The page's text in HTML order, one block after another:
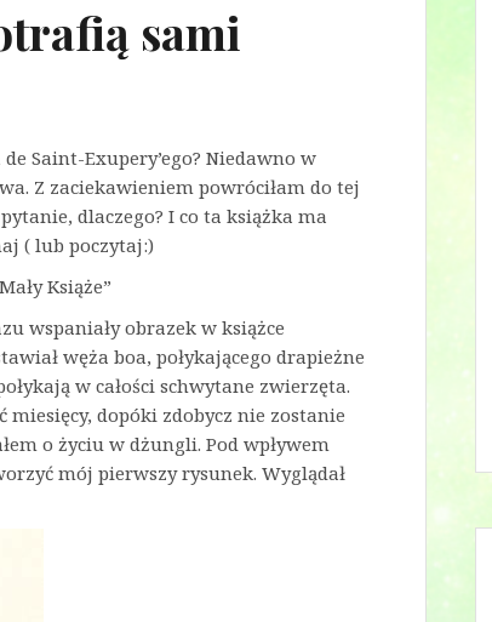
sami
Saint-Exupery’ego? Niedawno w
Z zaciekawieniem powróciłam do tej
dlaczego? I co ta książka ma
( lub poczytaj:)
Książe”
wspaniały obrazek w książce
węża boa, połykającego drapieżne
w całości schwytane zwierzęta.
miesięcy, dopóki zdobycz nie zostanie
o życiu w dżungli. Pod wpływem
mój pierwszy rysunek. Wyglądał